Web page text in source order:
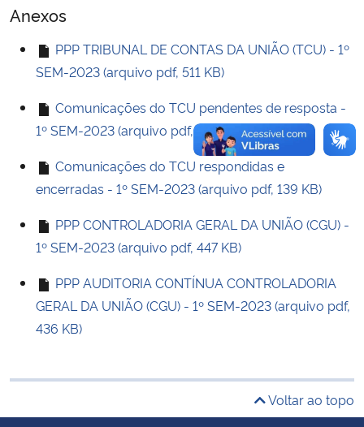
Gabinete de Segurança Institucional
Advocacia-Geral da União
Banco Central do Brasil
Anexos
PPP TRIBUNAL DE CONTAS DA UNIÃO (TCU) - 1º
SEM-2023 (arquivo pdf, 511 KB)
Comunicações do TCU pendentes de resposta -
1º SEM-2023 (arquivo pdf, 85 KB)
Comunicações do TCU respondidas e
encerradas - 1º SEM-2023 (arquivo pdf, 139 KB)
PPP CONTROLADORIA GERAL DA UNIÃO (CGU) -
1º SEM-2023 (arquivo pdf, 447 KB)
PPP AUDITORIA CONTÍNUA CONTROLADORIA
GERAL DA UNIÃO (CGU) - 1º SEM-2023 (arquivo pdf,
436 KB)
Voltar ao topo